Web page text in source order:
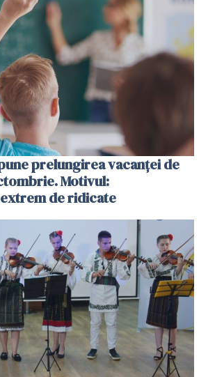
prelungirea vacanței de
Motivul:
de ridicate